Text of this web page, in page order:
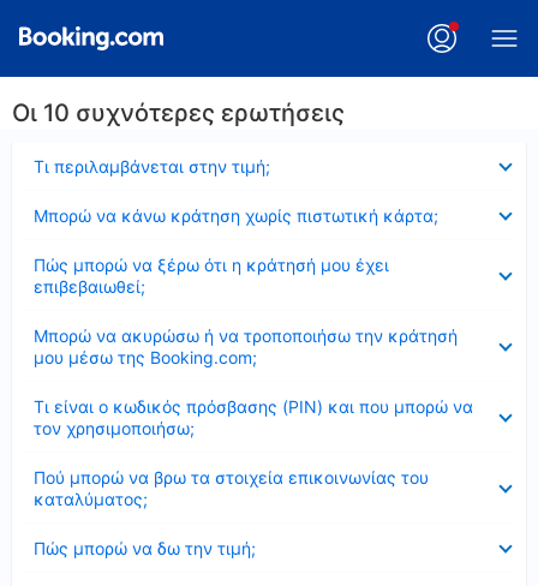
Οι 10 συχνότερες ερωτήσεις
Τι περιλαμβάνεται στην τιμή;
Μπορώ να κάνω κράτηση χωρίς πιστωτική κάρτα;
Πώς μπορώ να ξέρω ότι η κράτησή μου έχει
επιβεβαιωθεί;
Μπορώ να ακυρώσω ή να τροποποιήσω την κράτησή
μου μέσω της Booking.com;
Τι είναι ο κωδικός πρόσβασης (PIN) και που μπορώ να
τον χρησιμοποιήσω;
Πού μπορώ να βρω τα στοιχεία επικοινωνίας του
καταλύματος;
Πώς μπορώ να δω την τιμή;